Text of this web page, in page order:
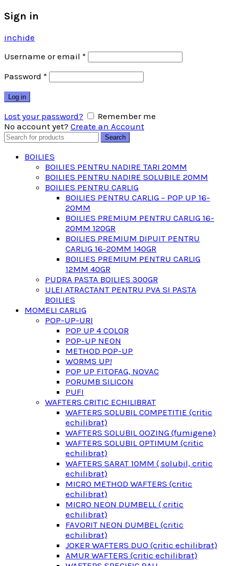
Sign in
inchide
Username or email *
Password *
Log in
Lost your password?
Remember me
No account yet? Create an Account
Search
Search
BOILIES
BOILIES PENTRU NADIRE TARI 20MM
BOILIES PENTRU NADIRE SOLUBILE 20MM
BOILIES PENTRU CARLIG
BOILIES PENTRU CARLIG – POP UP 16-
20MM
BOILIES PREMIUM PENTRU CARLIG 16-
20MM 120GR
BOILIES PREMIUM DIPUIT PENTRU
CARLIG 16-20MM 140GR
BOILIES PREMIUM PENTRU CARLIG
12MM 40GR
PUDRA PASTA BOILIES 300GR
ULEI ATRACTANT PENTRU PVA SI PASTA
BOILIES
MOMELI CARLIG
POP-UP-URI
POP UP 4 COLOR
POP-UP NEON
METHOD POP-UP
WORMS UP!
POP UP FITOFAG, NOVAC
PORUMB SILICON
PUFI
WAFTERS CRITIC ECHILIBRAT
WAFTERS SOLUBIL COMPETITIE (critic
echilibrat)
WAFTERS SOLUBIL OOZING (fumigene)
WAFTERS SOLUBIL OPTIMUM (critic
echilibrat)
WAFTERS SARAT 10MM ( solubil, critic
echilibrat)
MICRO METHOD WAFTERS (critic
echilibrat)
MICRO NEON DUMBELL ( critic
echilibrat)
FAVORIT NEON DUMBEL (critic
echilibrat)
JOKER WAFTERS DUO (critic echilibrat)
AMUR WAFTERS (critic echilibrat)